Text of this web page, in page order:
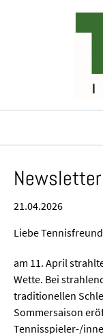
21.04.2026
Liebe
am 11. April
Wette. Bei
traditionellen
Sommersaison
Tennisspieler-/